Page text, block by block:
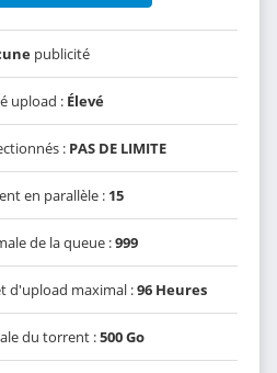
publicité
upload : Élevé
: PAS DE LIMITE
en parallèle : 15
de la queue :999
d'upload maximal :96 Heures
du torrent :500 Go